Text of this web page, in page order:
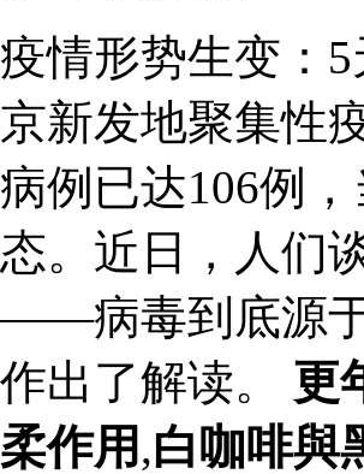
疫情形势生变：
京新发地聚集性
病例已达106例
态。近日，人们
——病毒到底源于
作出了解读。 更
柔作用 ,白咖啡與